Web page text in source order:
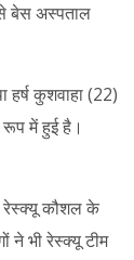
बेस अस्पताल
हर्ष कुशवाहा (22)
रूप में हुई है।
रेस्क्यू कौशल के
ने भी रेस्क्यू टीम